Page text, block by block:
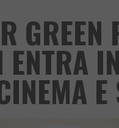
GREEN
ENTRA
E